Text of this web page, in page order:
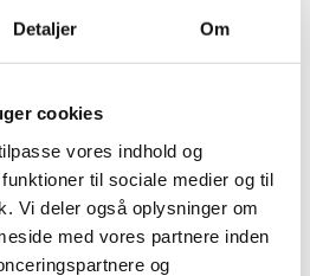
Detaljer Om
cookies
vores indhold og
til sociale medier og til
Vi deler også oplysninger om
med vores partnere inden
og
en kortlægning af den polare
haft mulighed for at læse
er blevet præsenteret for